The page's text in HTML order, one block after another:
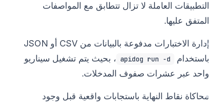
التطبيقات العاملة لا تزال تتطابق مع المواصفات
المتفق عليها.
إدارة الاختبارات مدفوعة بالبيانات من CSV أو JSON
باستخدام
apidog run -d ، بحيث يتم تشغيل سيناريو
واحد عبر عشرات صفوف المدخلات.
محاكاة نقاط النهاية باستجابات واقعية قبل وجود